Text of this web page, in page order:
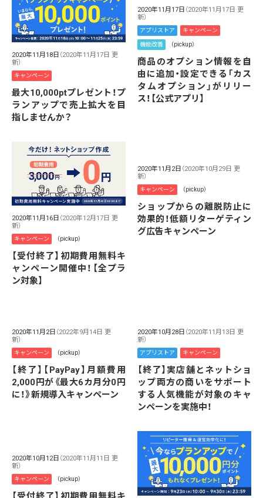
2020年11月18日 （2020年11月17日 更
新）
キャンペーン
最大10,000ptプレゼント！プ
ランアップで売上拡大を目
指しませんか？
2020年11月17日 （2020年11月17日 更
新）
アプリストア キャンペーン
機能改善 （pickup）
商品のオプション情報を自
由に追加・設定できる「カス
タムオプション」がリリー
ス！【公式アプリ】
2020年11月16日 （2020年12月17日 更
新）
キャンペーン （pickup）
【受付終了】初期費用無料キ
ャンペーン開催中！【全プラ
ン対象】
2020年11月2日 （2020年10月29日 更
新）
キャンペーン （pickup）
ショップからの離脱防止に
効果的！低額リターゲティン
グ広告キャンペーン
2020年11月2日 （2022年9月14日 更
新）
キャンペーン （pickup）
【終了】【PayPay】月額費用
2,000円が《最大6カ月分0円
に！》新規導入キャンペーン
2020年10月28日 （2020年11月13日 更
新）
アプリストア キャンペーン
【終了】実店舗とネットショ
ップ両方の商いをサポート
する人気機能が対象のキャ
ンペーンを実施中！
2020年10月12日 （2020年11月11日 更
新）
キャンペーン （pickup）